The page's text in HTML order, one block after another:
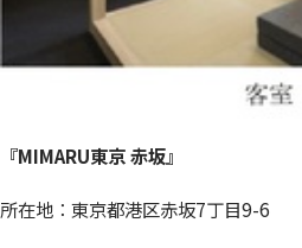
『MIMARU東京 赤坂』
所在地：東京都港区赤坂7丁目9-6